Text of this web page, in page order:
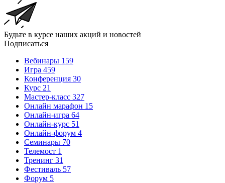
Будьте в курсе наших акций и новостей
Подписаться
Вебинары 159
Игра 459
Конференция 30
Курс 21
Мастер-класс 327
Онлайн марафон 15
Онлайн-игра 64
Онлайн-курс 51
Онлайн-форум 4
Семинары 70
Телемост 1
Тренинг 31
Фестиваль 57
Форум 5